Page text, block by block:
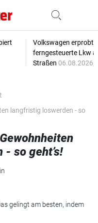
Volkswagen erprobt
ferngesteuerte Lkw
Straßen 06.08.2026,
langfristig loswerden - so
so geht’s!
gelingt am besten, indem